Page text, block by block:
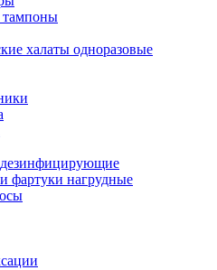
халаты одноразовые
фартуки нагрудные